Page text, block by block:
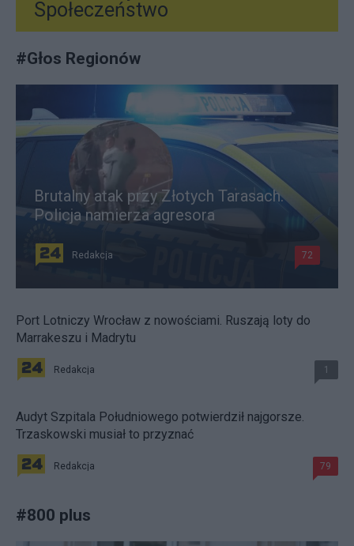
Społeczeństwo
#Głos Regionów
Brutalny atak przy Złotych Tarasach.
Policja namierza agresora
Redakcja 72
Port Lotniczy Wrocław z nowościami. Ruszają loty do
Marrakeszu i Madrytu
Redakcja 1
Audyt Szpitala Południowego potwierdził najgorsze.
Trzaskowski musiał to przyznać
Redakcja 79
#800 plus